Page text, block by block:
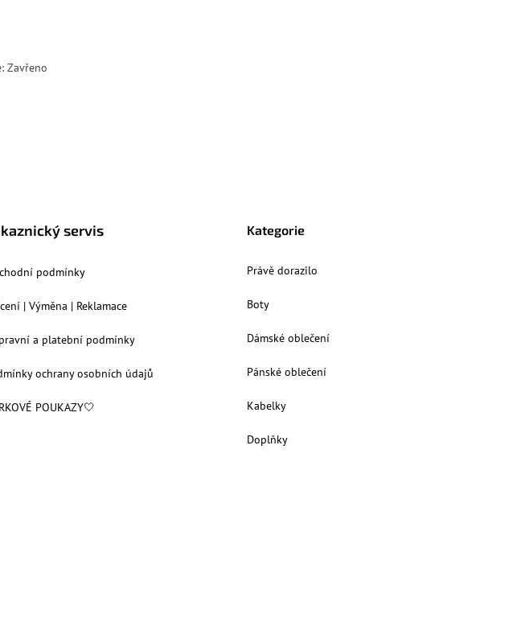
Zavřeno
servis
podmínky
| Výměna | Reklamace
a platební podmínky
ochrany osobních údajů
POUKAZY🤍
Kategorie
Právě dorazilo
Boty
Dámské oblečení
Pánské oblečení
Kabelky
Doplňky